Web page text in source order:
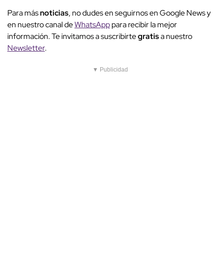
Para másnoticias, no dudes en seguirnos en Google News y
en nuestro canal deWhatsApppara recibir la mejor
información. Te invitamos a suscribirtegratisa nuestro
Newsletter.
▼ Publicidad